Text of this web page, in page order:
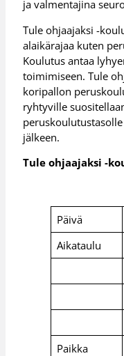
ja valmentajina
Tule ohjaajaksi -
alaikärajaa kuten
Koulutus antaa
toimimiseen. Tule
koripallon
ryhtyville
jälkeen.
Tule ohjaajaksi -
Päivä
Aikataulu
Paikka